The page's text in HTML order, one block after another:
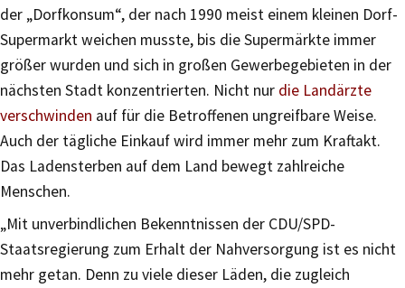
der „Dorfkonsum“, der nach 1990 meist einem kleinen Dorf-
Supermarkt weichen musste, bis die Supermärkte immer
größer wurden und sich in großen Gewerbegebieten in der
nächsten Stadt konzentrierten. Nicht nur die Landärzte
verschwinden auf für die Betroffenen ungreifbare Weise.
Auch der tägliche Einkauf wird immer mehr zum Kraftakt.
Das Ladensterben auf dem Land bewegt zahlreiche
Menschen.
„Mit unverbindlichen Bekenntnissen der CDU/SPD-
Staatsregierung zum Erhalt der Nahversorgung ist es nicht
mehr getan. Denn zu viele dieser Läden, die zugleich